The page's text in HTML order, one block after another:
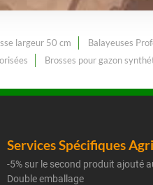
largeur 50 cm Balayeuses
Brosses pour gazon
Services Spécifiques
-5% sur le second produit ajouté
Double emballage